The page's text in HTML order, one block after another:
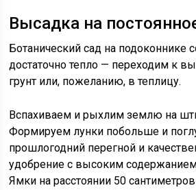
Высадка на
Ботанический сад на подоконнике
достаточно тепло — переходим к
грунт или, пожеланию, в теплицу.
Вспахиваем и рыхлим землю на
Формируем лунки побольше и
прошлогодний перегной и
удобрение с высоким
Ямки на расстоянии 50